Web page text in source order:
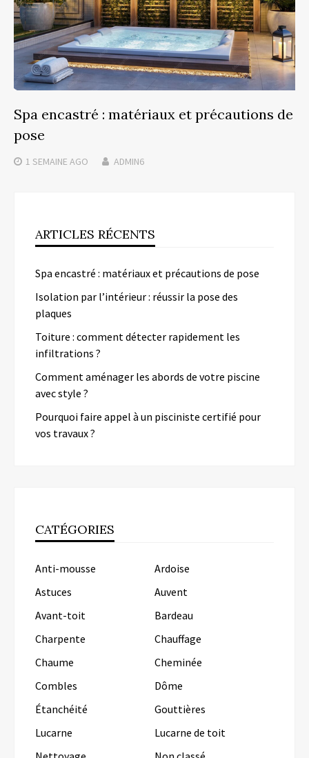
Spa encastré : matériaux et précautions de
pose
1 SEMAINE AGO ADMIN6
ARTICLES RÉCENTS
Spa encastré : matériaux et précautions de pose
Isolation par l’intérieur : réussir la pose des
plaques
Toiture : comment détecter rapidement les
infiltrations ?
Comment aménager les abords de votre piscine
avec style ?
Pourquoi faire appel à un pisciniste certifié pour
vos travaux ?
CATÉGORIES
Anti-mousse
Ardoise
Astuces
Auvent
Avant-toit
Bardeau
Charpente
Chauffage
Chaume
Cheminée
Combles
Dôme
Étanchéité
Gouttières
Lucarne
Lucarne de toit